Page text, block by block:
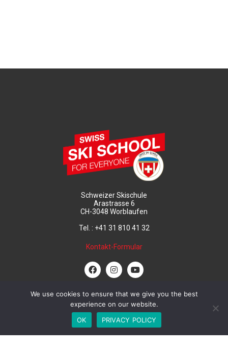
Schweizer Skischule
Arastrasse 6
CH-3048 Worblaufen
Tel. : +41 31 810 41 32
Kontakt-Formular
We use cookies to ensure that we give you the best
experience on our website.
OK
PRIVACY POLICY